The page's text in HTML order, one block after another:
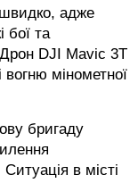
адже
бої та
DJI Mavic 3T
вогню мінометної
бригаду
Ситуація в місті